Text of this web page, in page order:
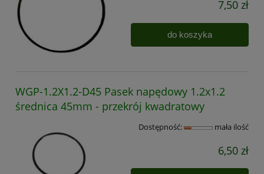
7,50 zł
do koszyka
WGP-1.2X1.2-D45 Pasek napędowy 1.2x1.2
średnica 45mm - przekrój kwadratowy
Dostępność: mała ilość
6,50 zł